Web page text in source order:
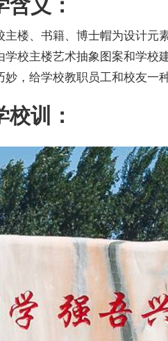
义：
楼、书籍、博士帽为设计元
校主楼艺术抽象图案和学校
，给学校教职员工和校友一
训：